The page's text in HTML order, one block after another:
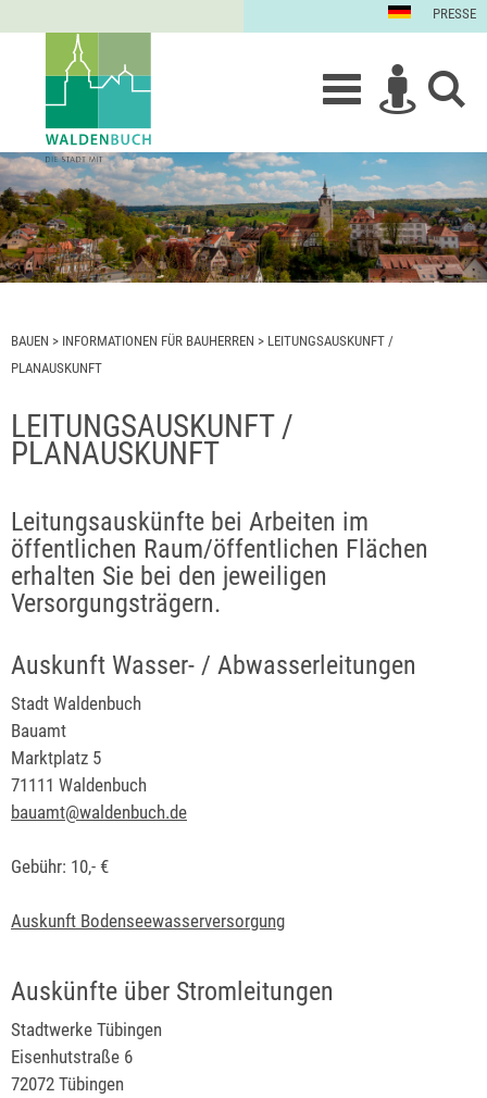
PRESSE
BAUEN > INFORMATIONEN FÜR BAUHERREN > LEITUNGSAUSKUNFT /
PLANAUSKUNFT
LEITUNGSAUSKUNFT /
PLANAUSKUNFT
Leitungsauskünfte bei Arbeiten im
öffentlichen Raum/öffentlichen Flächen
erhalten Sie bei den jeweiligen
Versorgungsträgern.
Auskunft Wasser- / Abwasserleitungen
Stadt Waldenbuch
Bauamt
Marktplatz 5
71111 Waldenbuch
bauamt@waldenbuch.de
Gebühr: 10,- €
Auskunft Bodenseewasserversorgung
Auskünfte über Stromleitungen
Stadtwerke Tübingen
Eisenhutstraße 6
72072 Tübingen